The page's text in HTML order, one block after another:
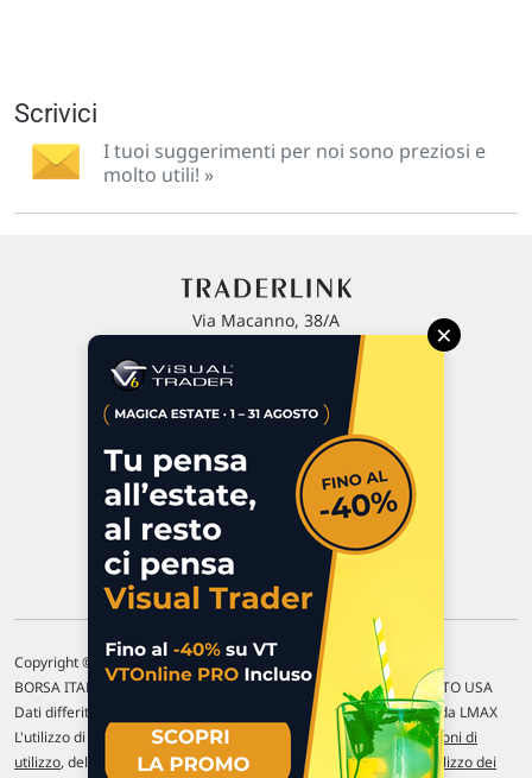
Scrivici
I tuoi suggerimenti per noi sono preziosi e
molto utili! »
Via Macanno, 38/A
P.IVA 02 452 460 401
Commenti e segnalazioni
Contattaci
Copyright © 1996-2026 Traderlink Italia s.r.l.
BORSA ITALIANA Quotazioni di borsa differite di 15 min. / MERCATO USA
Dati differiti di 15 min. (fonte Intrinio) / FOREX Quotazioni fornite da LMAX
L'utilizzo di questo sito implica l'accettazione delle nostre Condizioni di
utilizzo, del Disclaimer MAR, dellePolitiche sulla privacye dell' Utilizzo dei
×